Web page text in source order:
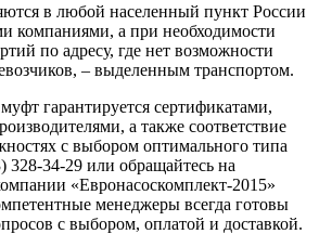
в любой населенный пункт России
компаниями, а при необходимости
по адресу, где нет возможности
– выделенным транспортом.
гарантируется сертификатами,
а также соответствие
с выбором оптимального типа
328-34-29 или обращайтесь на
«Евронасоскомплект-2015»
менеджеры всегда готовы
с выбором, оплатой и доставкой.